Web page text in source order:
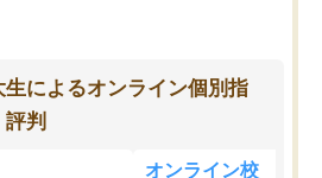
生によるオンライン個別指
判
オンライン校